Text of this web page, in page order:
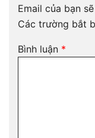
Email của bạn
Các trường bắt
Bình luận *